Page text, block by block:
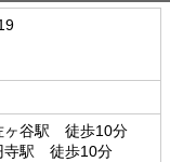
ヶ谷駅 徒歩10分
寺駅 徒歩10分